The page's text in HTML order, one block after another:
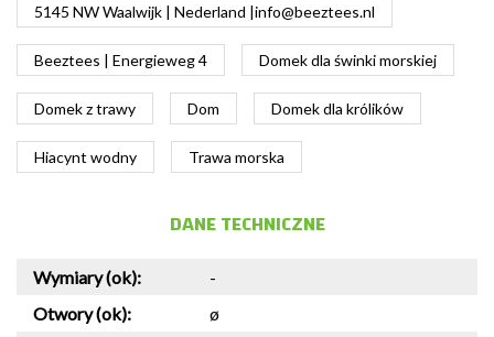
5145 NW Waalwijk | Nederland |info@beeztees.nl
Beeztees | Energieweg 4 Domek dla świnki morskiej
Domek z trawy Dom Domek dla królików
Hiacynt wodny Trawa morska
DANE TECHNICZNE
Wymiary (ok):
-
Otwory (ok):
ø